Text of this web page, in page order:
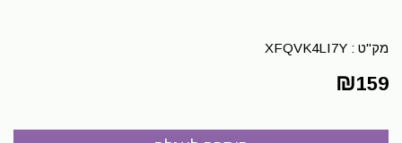
מק"ט : XFQVK4LI7Y
₪159